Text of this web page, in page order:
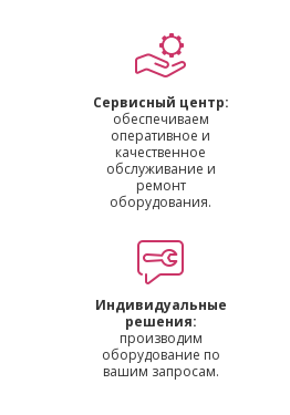
Сервисный центр:
обеспечиваем
оперативное и
качественное
обслуживание и
ремонт
оборудования.
Индивидуальные
решения:
производим
оборудование по
вашим запросам.